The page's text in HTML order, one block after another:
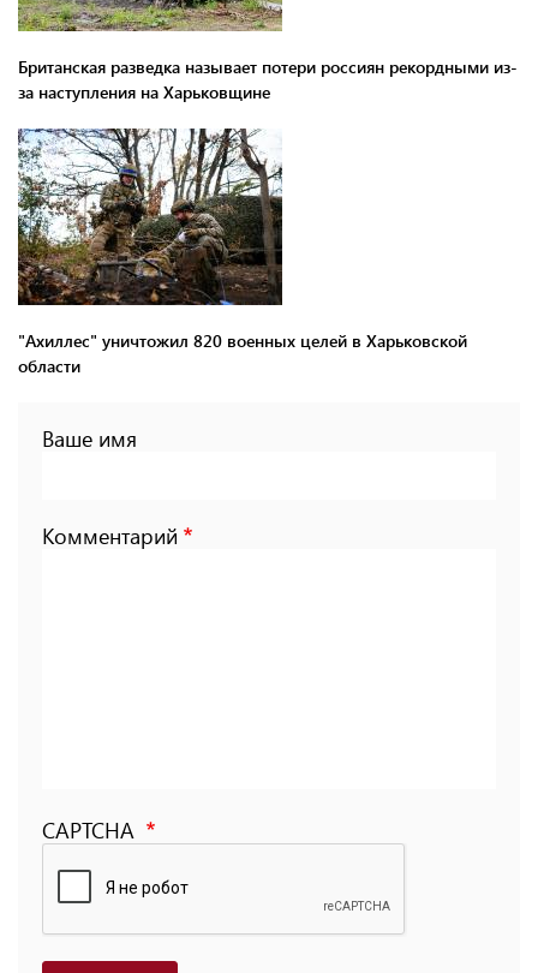
Британская разведка называет потери россиян рекордными из-
за наступления на Харьковщине
"Ахиллес" уничтожил 820 военных целей в Харьковской
области
Ваше имя
Комментарий
CAPTCHA